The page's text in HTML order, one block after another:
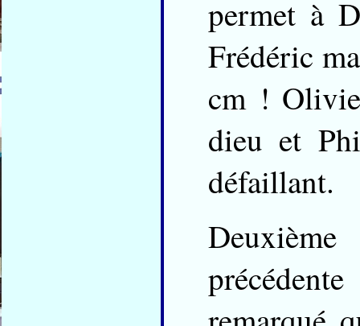
permet à
Frédéric
cm !
dieu et
défaillant.